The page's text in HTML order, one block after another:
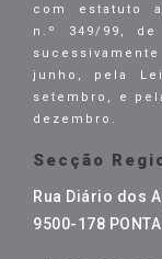
com estatuto
n.º 349/99,
junho, pela
setembro, e
dezembro.
Secção
Rua Diário dos
9500-178 PONTA